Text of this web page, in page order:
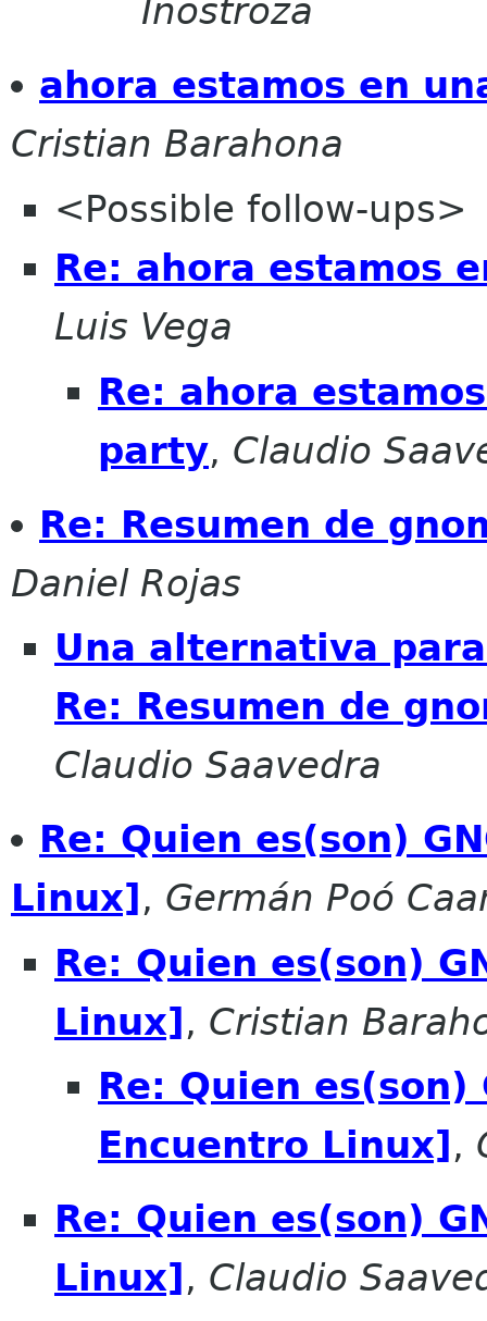
Inostroza
ahora estamos en
Cristian Barahona
<Possible follow-ups>
Re: ahora estamos
Luis Vega
Re: ahora
party, Claudio
Re: Resumen de
Daniel Rojas
Una alternativa
Re: Resumen de
Claudio Saavedra
Re: Quien es(son)
Linux] , Germán Poó
Re: Quien es(son)
Linux], Cristian
Re: Quien es(son)
Encuentro Linux] ,
Re: Quien es(son)
Linux] , Claudio